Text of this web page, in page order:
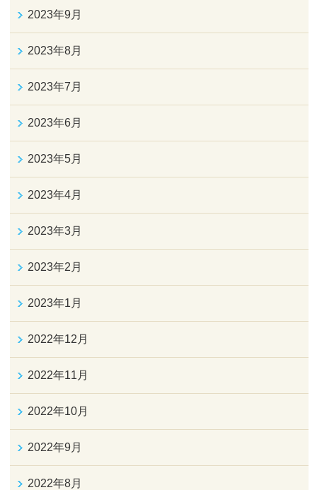
2023年9月
2023年8月
2023年7月
2023年6月
2023年5月
2023年4月
2023年3月
2023年2月
2023年1月
2022年12月
2022年11月
2022年10月
2022年9月
2022年8月